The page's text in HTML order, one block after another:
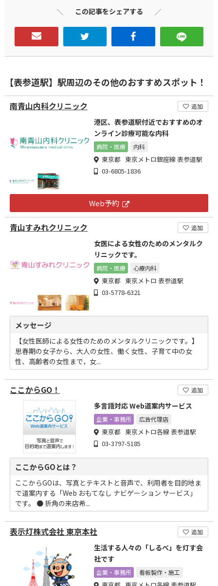
この記事をシェアする
【表参道駅】駅周辺のその他のおすすめスポット！
南青山内科クリニック 追加
港区、表参道駅付近でおすすめのオ
ンライン診療可能な内科
病院・医療 内科
東京都 東京メトロ銀座線 表参道駅
03-6805-1836
Web予約
青山すみれクリニック 追加
女医による女性のためのメンタルク
リニックです。
病院・医療 心療内科
東京都 東京メトロ 表参道駅
03-5778-6321
メッセージ
【女性医師による女性のためのメンタルクリニックです。】
思春期の女子から、大人の女性、働く女性、子育て中の女
性、高齢者の女性まで，女...
ここからGO！ 追加
多言語対応 Web道案内サービス
企業・事務所 広告代理店
東京都 東京メトロ各線 表参道駅
03-3797-5185
ここからGOとは？
ここからGOは、写真とテキストと音声で、利用者を目的地ま
で道案内する「Web おもてなし ナビゲーション サービス」
です。 ● 折角の来店希...
表示灯株式会社 東京本社 追加
生活する人々の「しるべ」を灯す会
社です
企業・事務所 看板製作・施工